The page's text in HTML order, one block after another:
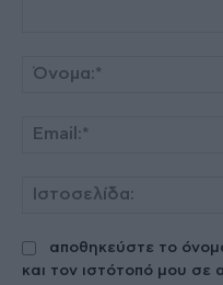
αποθηκεύστε το
και τον ιστότοπό μου σε